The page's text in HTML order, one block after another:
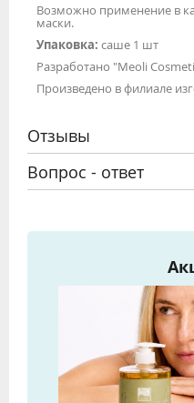
Возможно применение в
маски.
Упаковка: саше 1 шт
Разработано "Meoli
Произведено в филиале
Отзывы
Вопрос - ответ